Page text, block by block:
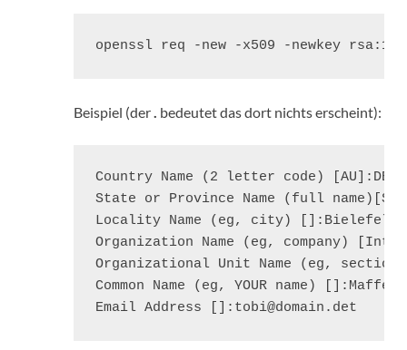
openssl req -new -x509 -newkey
Beispiel (der. bedeutet das dort nichts erscheint):
Country Name (2 letter code) [AU]:DE
State or Province Name (full
Locality Name (eg, city) []:Bielefeld
Organization Name (eg, company)
Organizational Unit Name (eg,
Common Name (eg, YOUR name)
Email Address []:tobi@domain.det